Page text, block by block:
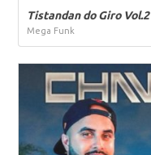
Tistandan do Giro Vol.2
Mega Funk